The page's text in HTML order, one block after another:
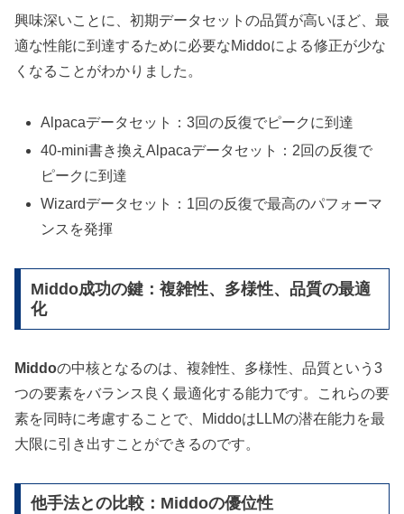
興味深いことに、初期データセットの品質が高いほど、最
適な性能に到達するために必要なMiddoによる修正が少な
くなることがわかりました。
Alpacaデータセット：3回の反復でピークに到達
40-mini書き換えAlpacaデータセット：2回の反復で
ピークに到達
Wizardデータセット：1回の反復で最高のパフォーマ
ンスを発揮
Middo成功の鍵：複雑性、多様性、品質の最適
化
Middoの中核となるのは、複雑性、多様性、品質という3
つの要素をバランス良く最適化する能力です。これらの要
素を同時に考慮することで、MiddoはLLMの潜在能力を最
大限に引き出すことができるのです。
他手法との比較：Middoの優位性